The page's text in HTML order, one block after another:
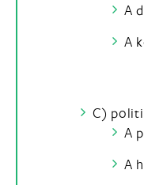
A
A
C)
A
A